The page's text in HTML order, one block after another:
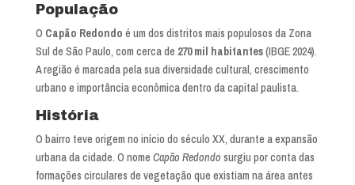
População
O Capão Redondo é um dos distritos mais populosos da Zona
Sul de São Paulo, com cerca de 270 mil habitantes(IBGE 2024).
A região é marcada pela sua diversidade cultural, crescimento
urbano e importância econômica dentro da capital paulista.
História
O bairro teve origem no início do século XX, durante a expansão
urbana da cidade. O nome Capão Redondo surgiu por conta das
formações circulares de vegetação que existiam na área antes